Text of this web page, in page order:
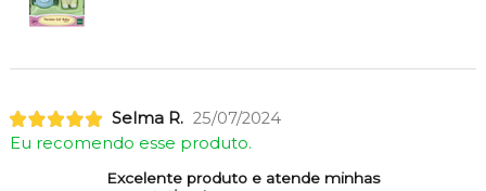
Selma R. 25/07/2024
Eu recomendo esse produto.
Excelente produto e atende minhas